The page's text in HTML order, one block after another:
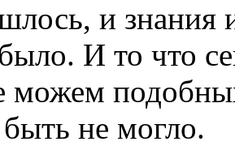
и знания
И то что
можем
быть не могло.